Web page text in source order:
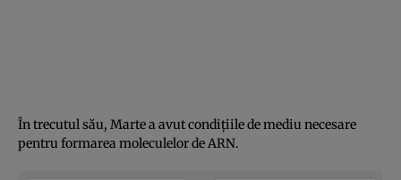
În trecutul său, Marte a avut condiţiile de mediu necesare
pentru formarea moleculelor de ARN.